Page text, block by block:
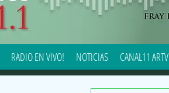
RADIO EN VIVO! NOTICIAS CANAL11 ARTV